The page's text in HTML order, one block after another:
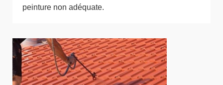
peinture non adéquate.